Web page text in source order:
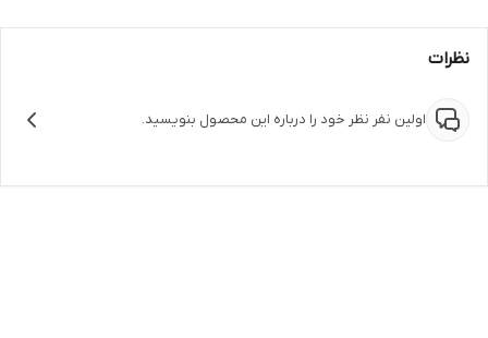
نظرات
اولین نفر نظر خود را درباره این محصول بنویسید.